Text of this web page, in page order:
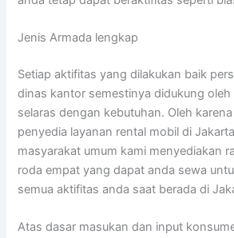
Jenis Armada lengkap
Setiap aktifitas yang dilakukan baik
dinas kantor semestinya didukung
selaras dengan kebutuhan. Oleh
penyedia layanan rental mobil di
masyarakat umum kami menyediakan
roda empat yang dapat anda sewa
semua aktifitas anda saat berada di
Atas dasar masukan dan input